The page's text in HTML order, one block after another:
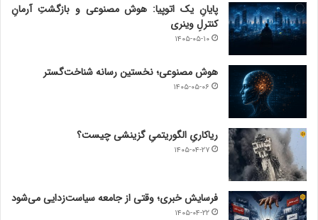
پایانِ یک اتوپیا: هوش مصنوعی و بازگشتِ آرمانِ
کنترلِ وینری
۱۴۰۵-۰۵-۱۰
هوش مصنوعی؛ نخستین رسانه شناخت‌گستر
۱۴۰۵-۰۵-۰۶
ریاکاریِ الگوریتمیِ گزینشی چیست؟
۱۴۰۵-۰۴-۲۷
فرسایش خبری؛ وقتی از جامعه سیاست‌زدایی می‌شود
۱۴۰۵-۰۴-۲۲